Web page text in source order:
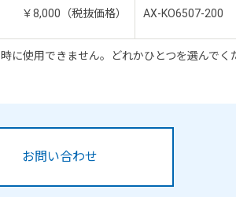
￥8,000（税抜価格） AX-KO6507-200
に使用できません。どれかひとつを選んでく
お問い合わせ